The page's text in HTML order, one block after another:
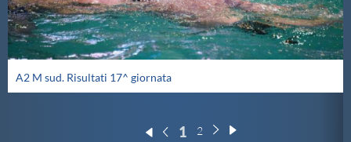
A2 M sud. Risultati 17^ giornata
1 2